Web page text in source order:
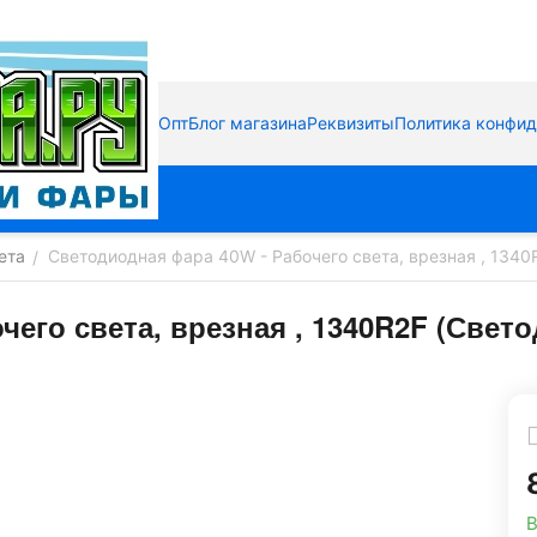
ОптБлог магазинаРеквизитыПолитика
/ Светодиодная фара 40W - Рабочего света, врезная ,
света, врезная , 1340R2F